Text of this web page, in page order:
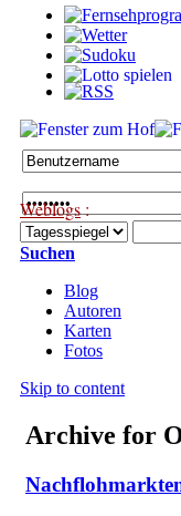
Weblogs:
Suchen
Blog
Autoren
Karten
Fotos
Skip to content
Archive for